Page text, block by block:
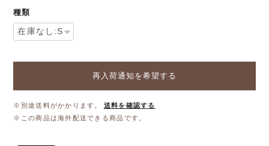
種類
再入荷通知を希望する
※別途送料がかかります。
送料を確認する
※この商品は海外配送できる商品です。